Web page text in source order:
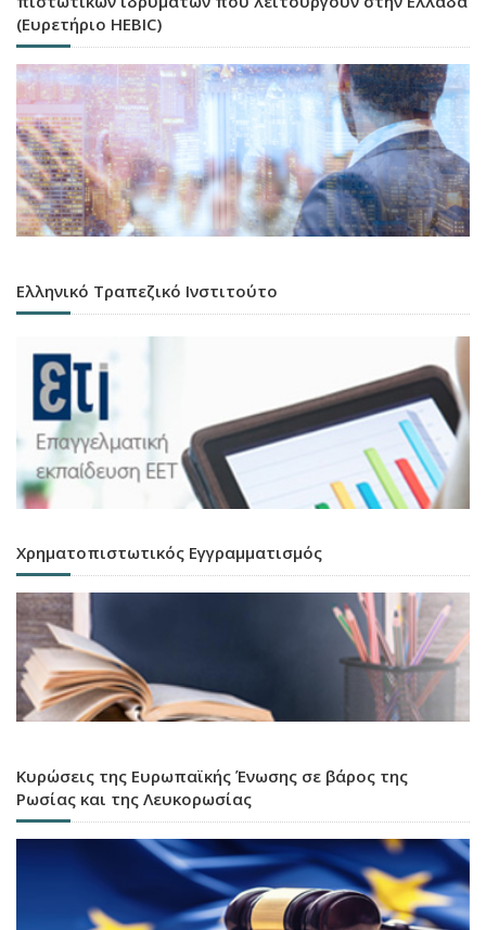
(Ευρετήριο HEBIC)
Ελληνικό Τραπεζικό Ινστιτούτο
Χρηματοπιστωτικός Εγγραμματισμός
Κυρώσεις της Ευρωπαϊκής Ένωσης σε βάρος της
Ρωσίας και της Λευκορωσίας